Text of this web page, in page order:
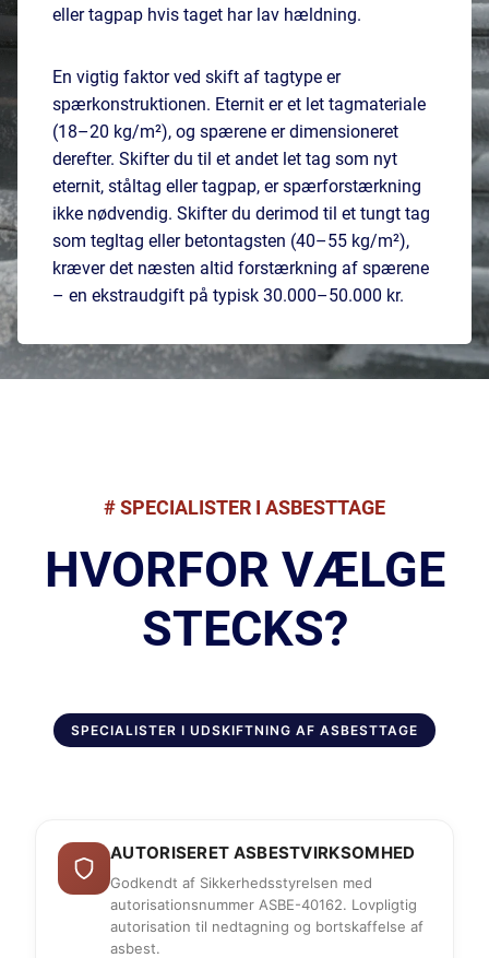
eller tagpap hvis taget har lav hældning.
En vigtig faktor ved skift af tagtype er
spærkonstruktionen. Eternit er et let tagmateriale
(18–20 kg/m²), og spærene er dimensioneret
derefter. Skifter du til et andet let tag som nyt
eternit, ståltag eller tagpap, er spærforstærkning
ikke nødvendig. Skifter du derimod til et tungt tag
som tegltag eller betontagsten (40–55 kg/m²),
kræver det næsten altid forstærkning af spærene
– en ekstraudgift på typisk 30.000–50.000 kr.
# SPECIALISTER I ASBESTTAGE
HVORFOR VÆLGE
STECKS?
SPECIALISTER I UDSKIFTNING AF ASBESTTAGE
AUTORISERET ASBESTVIRKSOMHED
Godkendt af Sikkerhedsstyrelsen med
autorisationsnummer ASBE-40162. Lovpligtig
autorisation til nedtagning og bortskaffelse af
asbest.